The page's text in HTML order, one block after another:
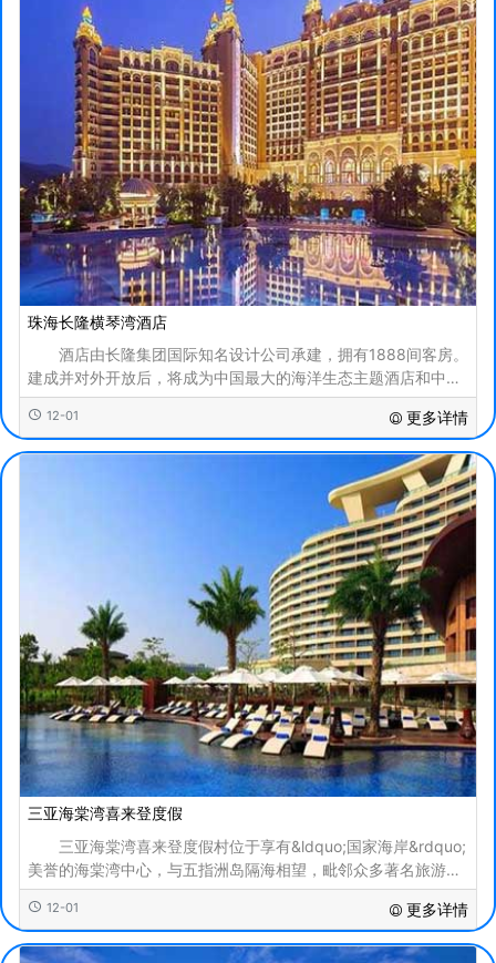
珠海长隆横琴湾酒店
酒店由长隆集团国际知名设计公司承建，拥有1888间客房。
建成并对外开放后，将成为中国最大的海洋生态主题酒店和中国
大陆每家酒店房间最多的酒店。 珠海长隆横琴
12-01 更多详情
三亚海棠湾喜来登度假
三亚海棠湾喜来登度假村位于享有&ldquo;国家海岸&rdquo;
美誉的海棠湾中心，与五指洲岛隔海相望，毗邻众多著名旅游景
点和多个高尔夫球场。 这里阳光明媚，大海蔚蓝，
12-01 更多详情